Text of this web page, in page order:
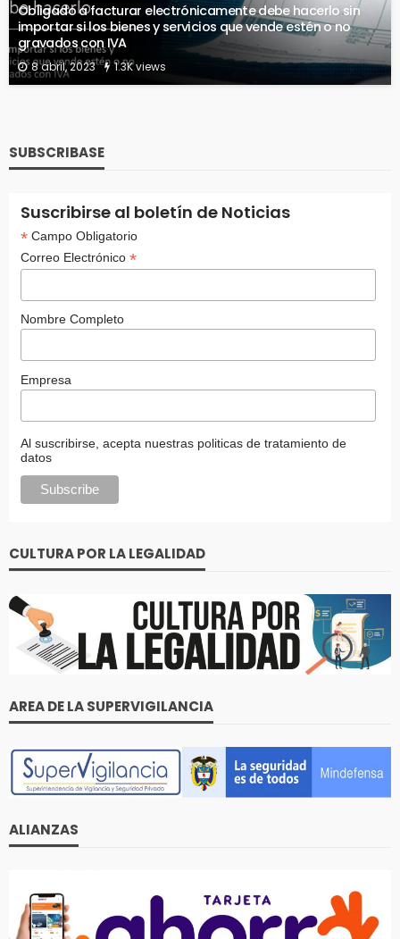
Obligado a facturar electrónicamente debe hacerlo sin
importar si los bienes y servicios que vende estén o no
gravados con IVA
8 abril, 2023 1.3K views
SUBSCRIBASE
Suscribirse al boletín de Noticias
*Campo Obligatorio
Correo Electrónico *
Nombre Completo
Empresa
Al suscribirse, acepta nuestras politicas de tratamiento de
datos
CULTURA POR LA LEGALIDAD
AREA DE LA SUPERVIGILANCIA
ALIANZAS